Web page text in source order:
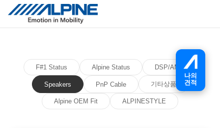
F#1 Status Alpine Status DSP/AMP
Speakers PnP Cable 기타상품
Alpine OEM Fit ALPINESTYLE
나의
견적